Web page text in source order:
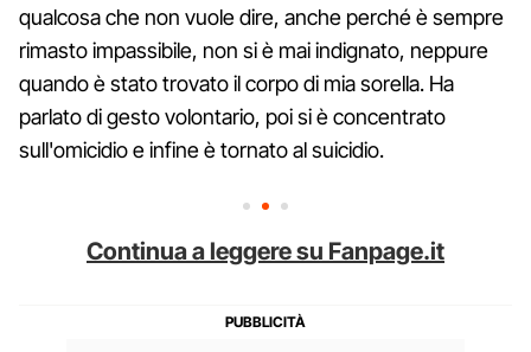
qualcosa che non vuole dire, anche perché è sempre
rimasto impassibile, non si è mai indignato, neppure
quando è stato trovato il corpo di mia sorella. Ha
parlato di gesto volontario, poi si è concentrato
sull'omicidio e infine è tornato al suicidio.
Continua a leggere su Fanpage.it